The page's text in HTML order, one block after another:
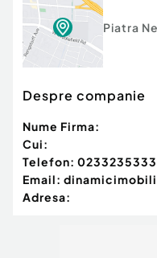
Piatra
Despre companie
Nume Firma:
Cui:
Telefon: 0233235333
Email:
Adresa: